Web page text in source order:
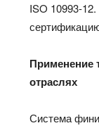
ISO 10993-
Применение
отраслях
Система